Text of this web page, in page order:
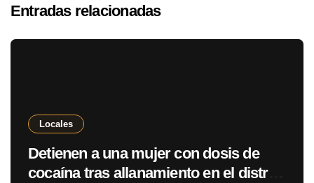
Entradas relacionadas
Locales
Detienen a una mujer con dosis de
cocaína tras allanamiento en el distrito